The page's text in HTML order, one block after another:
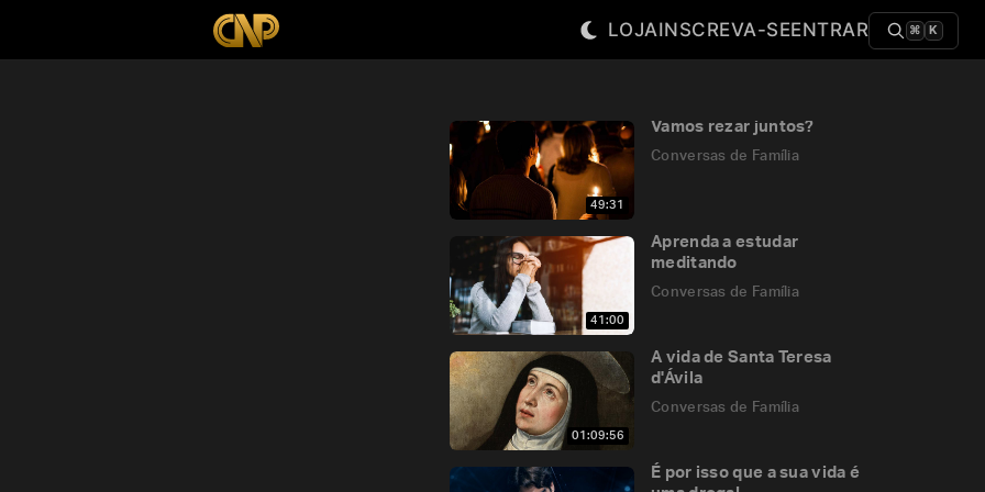
LOJAINSCREVA-SEENTRAR ⌘ K
49:31
Vamos rezar juntos?
Conversas de Família
41:00
Aprenda a estudar
meditando
Conversas de Família
01:09:56
A vida de Santa Teresa
d'Ávila
Conversas de Família
É por isso que a sua vida é